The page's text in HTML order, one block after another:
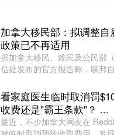
加拿大移民部：拟调整
政策已不再适用
据加拿大移民、难民及公民部
估处发布的官方报告称，联邦
处理周期的困扰，主要原因是
明确，资格标准过于宽泛”。
看家庭医生临时取消罚
收费还是"霸王条款"？ ...
最近，不少加拿大网友在